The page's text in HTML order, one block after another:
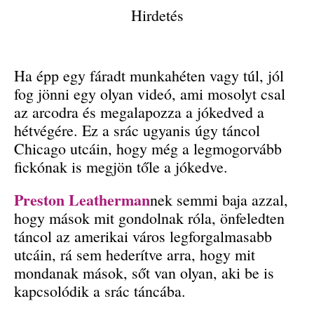
Hirdetés
Ha épp egy fáradt munkahéten vagy túl, jól
fog jönni egy olyan videó, ami mosolyt csal
az arcodra és megalapozza a jókedved a
hétvégére. Ez a srác ugyanis úgy táncol
Chicago utcáin, hogy még a legmogorvább
fickónak is megjön tőle a jókedve.
Preston Leathermannek semmi baja azzal,
hogy mások mit gondolnak róla, önfeledten
táncol az amerikai város legforgalmasabb
utcáin, rá sem hederítve arra, hogy mit
mondanak mások, sőt van olyan, aki be is
kapcsolódik a srác táncába.